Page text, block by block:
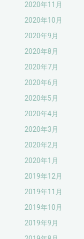
2020年11月
2020年10月
2020年9月
2020年8月
2020年7月
2020年6月
2020年5月
2020年4月
2020年3月
2020年2月
2020年1月
2019年12月
2019年11月
2019年10月
2019年9月